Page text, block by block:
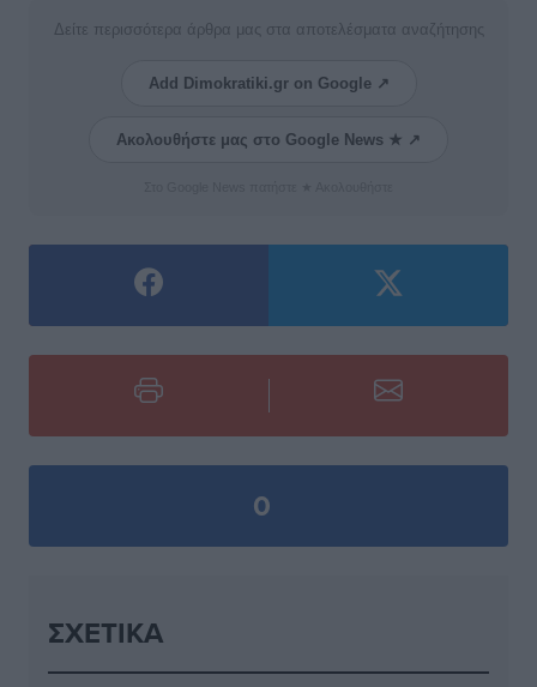
Δείτε περισσότερα άρθρα μας στα αποτελέσματα αναζήτησης
Add Dimokratiki.gr on Google ↗
Ακολουθήστε μας στο Google News ★ ↗
0
ΣΧΕΤΙΚΆ